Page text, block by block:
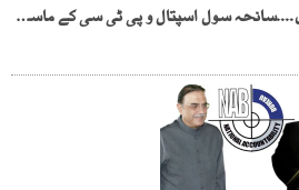
وزیر اعلیٰ بلوچستان کی پھرتیاں....سانحہ سول اسپتال و پی ٹی سی کے ماسٹر مائنڈ کی گرفتاری کا بیان پھر تردید